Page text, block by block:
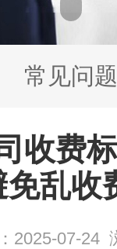
常见问题
收费
免乱收
2025-07-24